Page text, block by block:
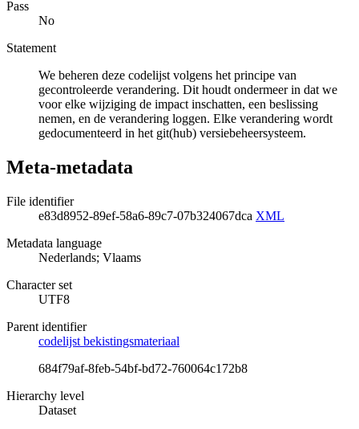
Pass
No
Statement
We beheren deze codelijst volgens het principe van
gecontroleerde verandering. Dit houdt ondermeer in dat we
voor elke wijziging de impact inschatten, een beslissing
nemen, en de verandering loggen. Elke verandering wordt
gedocumenteerd in het git(hub) versiebeheersysteem.
Meta-metadata
File identifier
e83d8952-89ef-58a6-89c7-07b324067dca XML
Metadata language
Nederlands; Vlaams
Character set
UTF8
Parent identifier
codelijst bekistingsmateriaal
684f79af-8feb-54bf-bd72-760064c172b8
Hierarchy level
Dataset